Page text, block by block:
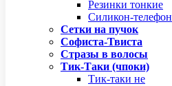
Резинки тонкие
Силикон-телефон
Сетки на пучок
Софиста-Твиста
Стразы в волосы
Тик-Таки (чпоки)
Тик-таки не